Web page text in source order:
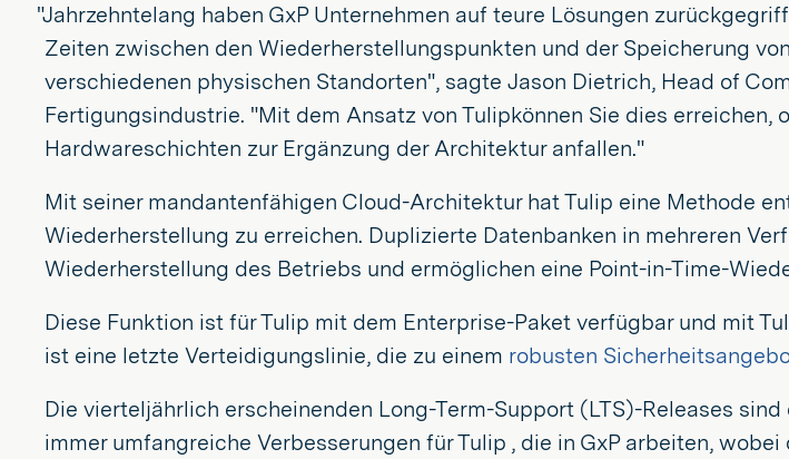
"Jahrzehntelang haben GxP Unternehmen auf teure Lösungen
Zeiten zwischen den Wiederherstellungspunkten und der Speicherung
verschiedenen physischen Standorten", sagte Jason Dietrich, Head of
Fertigungsindustrie. "Mit dem Ansatz von Tulipkönnen Sie dies
Hardwareschichten zur Ergänzung der Architektur anfallen."
Mit seiner mandantenfähigen Cloud-Architektur hat Tulip eine Methode
Wiederherstellung zu erreichen. Duplizierte Datenbanken in mehreren
Wiederherstellung des Betriebs und ermöglichen eine Point-in-Time-
Diese Funktion ist für Tulip mit dem Enterprise-Paket verfügbar und mit
ist eine letzte Verteidigungslinie, die zu einem robusten
Die vierteljährlich erscheinenden Long-Term-Support (LTS)-Releases
immer umfangreiche Verbesserungen für Tulip , die in GxP arbeiten,